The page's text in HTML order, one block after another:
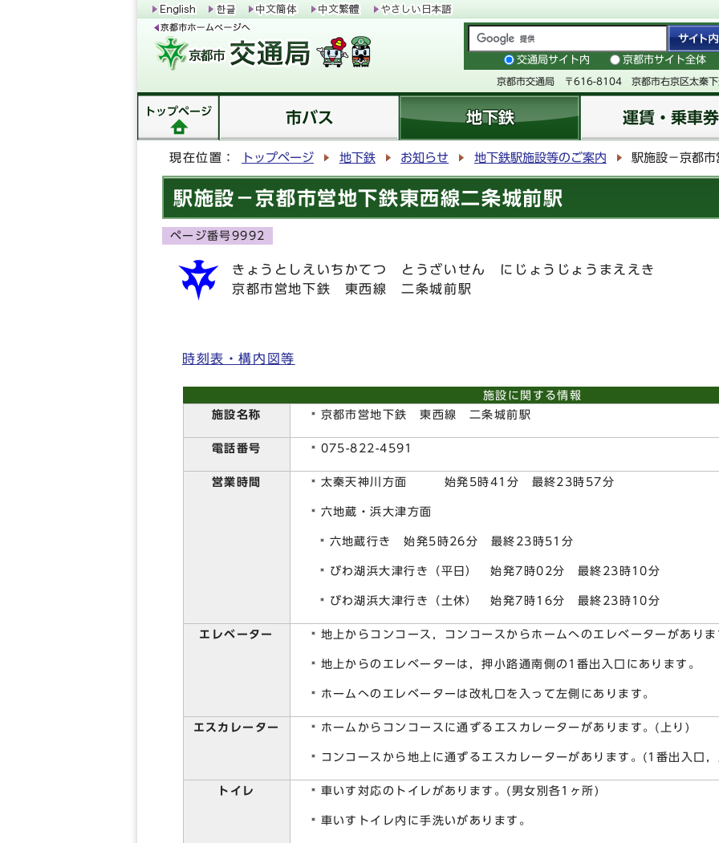
交通局サイト内 京都市サイト全体
京都市交通局 〒616-8104 京都市右京区太秦
トップページ 市バス 地下鉄 運賃・乗車券
現在位置： トップページ 地下鉄 お知らせ 地下鉄駅施設等のご案内 駅施設－京都
駅施設－京都市営地下鉄東西線二条城前駅
ページ番号9992
きょうとしえいちかてつ とうざいせん にじょうじょうまええき
京都市営地下鉄 東西線 二条城前駅
時刻表・構内図等
施設に関する情報
施設名称
京都市営地下鉄 東西線 二条城前駅
電話番号 075-822-4591
営業時間 太秦天神川方面 始発5時41分 最終23時57分
六地蔵・浜大津方面
六地蔵行き 始発5時26分 最終23時51分
びわ湖浜大津行き（平日） 始発7時02分 最終23時10分
びわ湖浜大津行き（土休） 始発7時16分 最終23時10分
エレベーター 地上からコンコース，コンコースからホームへのエレベーターがあり
地上からのエレベーターは，押小路通南側の1番出入口にあります。
ホームへのエレベーターは改札口を入って左側にあります。
エスカレーター ホームからコンコースに通ずるエスカレーターがあります。(上り)
コンコースから地上に通ずるエスカレーターがあります。(1番出入口
トイレ 車いす対応のトイレがあります。(男女別各1ヶ所)
車いすトイレ内に手洗いがあります。